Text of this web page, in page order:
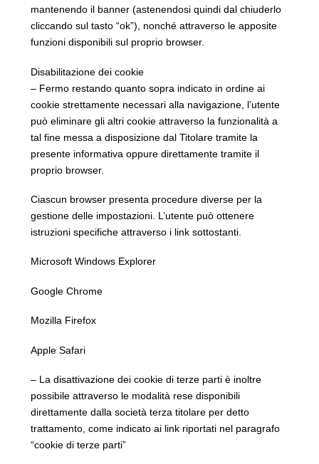
mantenendo il banner (astenendosi quindi dal chiuderlo
cliccando sul tasto “ok”), nonché attraverso le apposite
funzioni disponibili sul proprio browser.
Disabilitazione dei cookie
– Fermo restando quanto sopra indicato in ordine ai
cookie strettamente necessari alla navigazione, l’utente
può eliminare gli altri cookie attraverso la funzionalità a
tal fine messa a disposizione dal Titolare tramite la
presente informativa oppure direttamente tramite il
proprio browser.
Ciascun browser presenta procedure diverse per la
gestione delle impostazioni. L’utente può ottenere
istruzioni specifiche attraverso i link sottostanti.
Microsoft Windows Explorer
Google Chrome
Mozilla Firefox
Apple Safari
– La disattivazione dei cookie di terze parti è inoltre
possibile attraverso le modalità rese disponibili
direttamente dalla società terza titolare per detto
trattamento, come indicato ai link riportati nel paragrafo
“cookie di terze parti”